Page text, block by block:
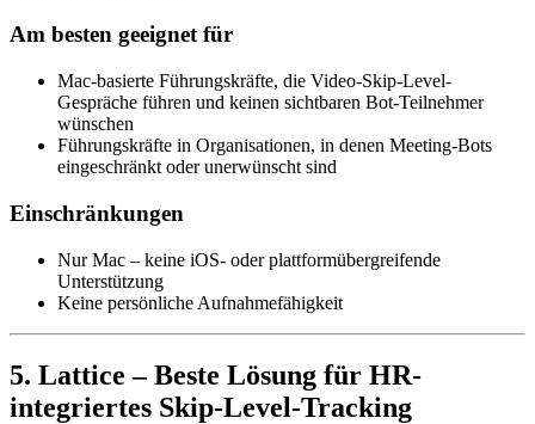
Am besten geeignet für
Mac-basierte Führungskräfte, die Video-Skip-Level-
Gespräche führen und keinen sichtbaren Bot-Teilnehmer
wünschen
Führungskräfte in Organisationen, in denen Meeting-Bots
eingeschränkt oder unerwünscht sind
Einschränkungen
Nur Mac – keine iOS- oder plattformübergreifende
Unterstützung
Keine persönliche Aufnahmefähigkeit
5. Lattice – Beste Lösung für HR-
integriertes Skip-Level-Tracking